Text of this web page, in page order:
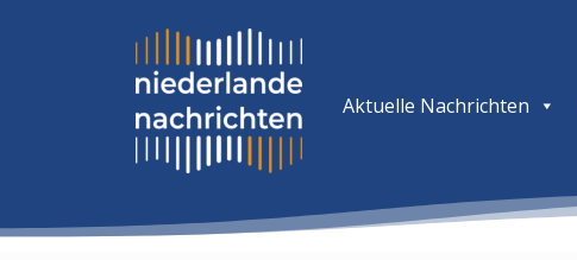
Aktuelle Nachrichten